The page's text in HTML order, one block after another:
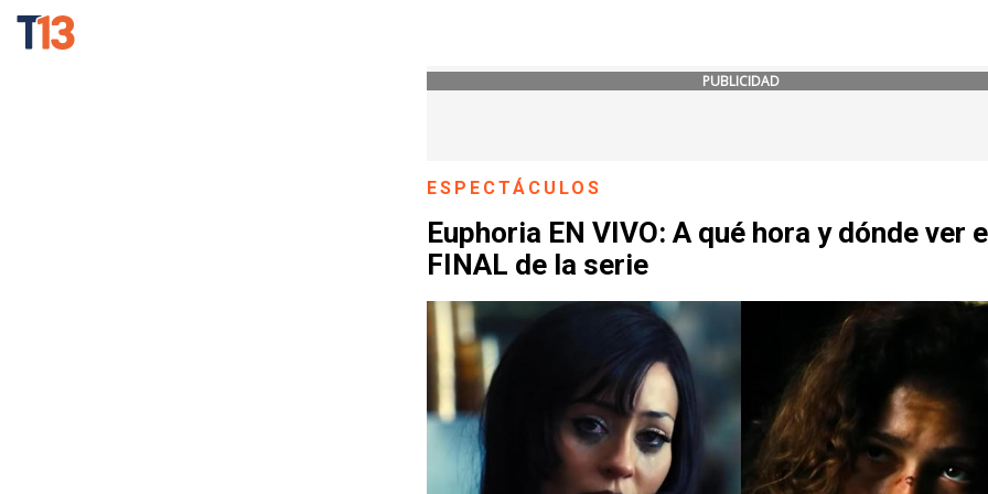
PUBLICIDAD
ESPECTÁCULOS
Euphoria EN VIVO: A qué hora y dónde ver
FINAL de la serie